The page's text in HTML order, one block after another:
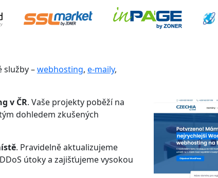
služby –webhosting, e-maily,
v ČR. Vaše projekty poběží na
dohledem zkušených
. Pravidelně aktualizujeme
útoky a zajišťujeme vysokou